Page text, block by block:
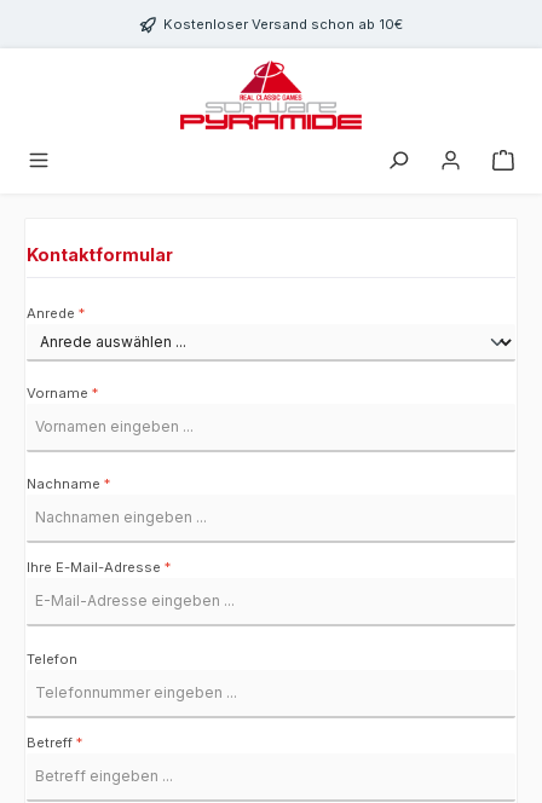
Zum Hauptinhalt springenKostenloser Versand schon ab 10€
Kontaktformular
Anrede *
Vorname *
Nachname *
Ihre E-Mail-Adresse *
Telefon
Betreff *